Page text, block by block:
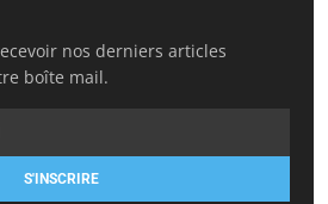
nos derniers articles
boîte mail.
S'INSCRIRE